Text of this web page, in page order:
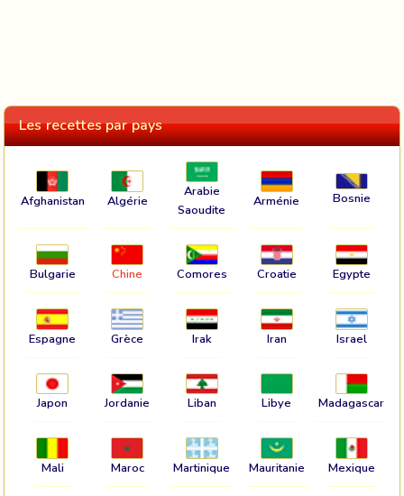
Les recettes par pays
Afghanistan Algérie
Arabie
Saoudite
Arménie Bosnie
Bulgarie Chine Comores Croatie Egypte
Espagne Grèce Irak Iran Israel
Japon Jordanie Liban Libye Madagascar
Mali Maroc Martinique Mauritanie Mexique